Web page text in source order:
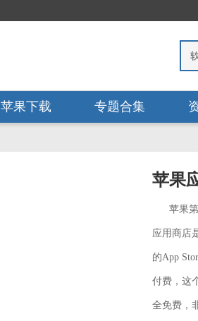
苹果下载 专题合集
苹果
苹果
应用商店
的App
付费，这
全免费，